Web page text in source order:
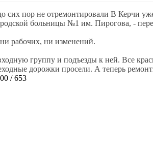
В Керчи
больницы №1 им. Пирогова, -
рабочих, ни изменений.
группу и подъезды к ней. Все
дорожки просели. А теперь
/ 653